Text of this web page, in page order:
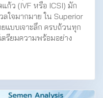
แก้ว (IVF หรือ ICSI) มัก
ใจมากมาย ใน Superior
ยแบบเจาะลึก ครบถ้วนทุก
รียมความพร้อมอย่าง